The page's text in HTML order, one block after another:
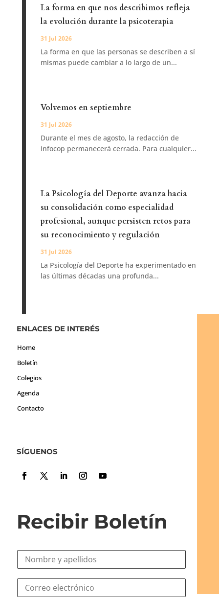
La forma en que nos describimos refleja
la evolución durante la psicoterapia
31 Jul 2026
La forma en que las personas se describen a sí
mismas puede cambiar a lo largo de un...
Volvemos en septiembre
31 Jul 2026
Durante el mes de agosto, la redacción de
Infocop permanecerá cerrada. Para cualquier...
La Psicología del Deporte avanza hacia
su consolidación como especialidad
profesional, aunque persisten retos para
su reconocimiento y regulación
31 Jul 2026
La Psicología del Deporte ha experimentado en
las últimas décadas una profunda...
ENLACES DE INTERÉS
Home
Boletín
Colegios
Agenda
Contacto
SÍGUENOS
Recibir Boletín
N
r
N
C